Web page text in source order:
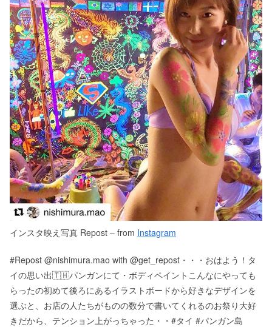
インスタ映え写真 Repost – from Instagram
#Repost @nishimura.mao with @get_repost・・・おはよう！タ
イの思い出🇹🇭パンガンにて・ボディペイントこんなにやっても
らったの初めて後ろにあるイラストボードから好きなデザインを
選ぶと、お店の人たちがものの数分で書いてくれるのお祭り大好
きだから、テンション上がっちゃった・・#タイ #パンガン島